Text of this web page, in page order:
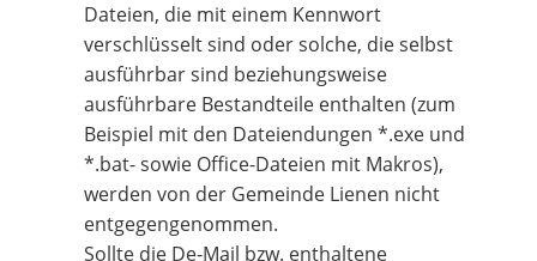
Dateien, die mit einem Kennwort
verschlüsselt sind oder solche, die selbst
ausführbar sind beziehungsweise
ausführbare Bestandteile enthalten (zum
Beispiel mit den Dateiendungen *.exe und
*.bat- sowie Office-Dateien mit Makros),
werden von der Gemeinde Lienen nicht
entgegengenommen.
Sollte die De-Mail bzw. enthaltene